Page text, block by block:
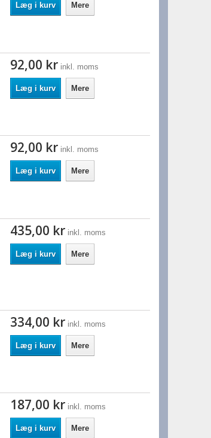
Læg i kurv Mere
92,00 kr inkl. moms
Læg i kurv Mere
92,00 kr inkl. moms
Læg i kurv Mere
435,00 kr inkl. moms
Læg i kurv Mere
334,00 kr inkl. moms
Læg i kurv Mere
187,00 kr inkl. moms
Læg i kurv Mere